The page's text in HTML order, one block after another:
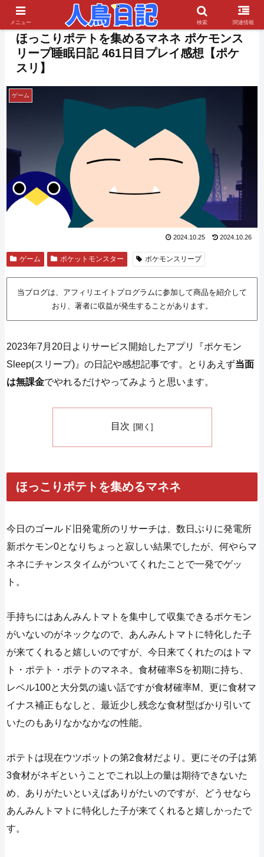
ほっこりポテトを集めるマネネ ポケモンス
リープ睡眠日記 461日目プレイ感想【ポケ
スリ】
ゲーム
2024.10.25 2024.10.26
ゲーム ポケットモンスター ポケモンスリープ
当ブログは、アフィリエイトプログラムに参加して商品を紹介して
おり、著者に収益が発生することがあります。
2023年7月20日よりサービス開始したアプリ『ポケモン
Sleep(スリープ)』の日記や感想記事です。とりあえず当面
は無課金でやれるだけやってみようと思います。
目次
ほっこりポテトを集めるマネネ
今日のゴールド旧発電所のリサーチは、数日ぶりに発電所
新ポケモン0となりちょっと寂しい結果でしたが、何やらマ
ネネにチャンスタイムがついてくれたことで一発でゲッ
ト。
手持ちにはあんみんトマトを集中して収集できるポケモン
がいないのがネックなので、あんみんトマトに特化した子
が来てくれると嬉しいのですが、今日来てくれたのはトマ
ト・ポテト・ポテトのマネネ。食材確率Sを初期に持ち、
レベル100と大分気の遠い話ですが食材確率M、更に食材マ
イナス補正もなしと、最近少し残念な食材型ばかり引いて
いたのもありなかなかなの性能。
ポテトは現在ウツボットの第2食材だより。更にその子は第
3食材がネギということでこれ以上の量は期待できないた
め、ありがたいといえばありがたいのですが、どうせなら
あんみんトマトに特化した子が来てくれると嬉しかったで
す。
メニュー 検索 関連情報